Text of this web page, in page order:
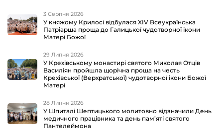
3 Серпня 2026
У княжому Крилосі відбулася XIV Всеукраїнська
Патріарша проща до Галицької чудотворної ікони
Матері Божої
29 Липня 2026
У Крехівському монастирі святого Миколая Отців
Василіян пройшла щорічна проща на честь
Крехівської (Верхратської) чудотворної ікони Божої
Матері
28 Липня 2026
У Шпиталі Шептицького молитовно відзначили День
медичного працівника та день пам’яті святого
Пантелеймона